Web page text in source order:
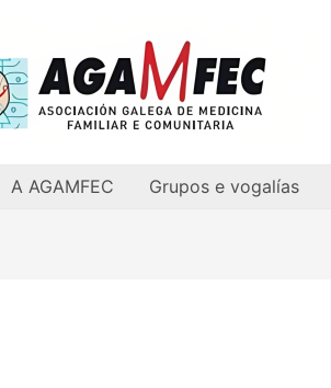
A AGAMFEC Grupos e vogalías